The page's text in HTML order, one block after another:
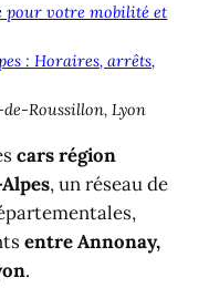
pour votre mobilité et
: Horaires, arrêts,
Roussillon, Lyon
cars région
, un réseau de
entre Annonay,
.